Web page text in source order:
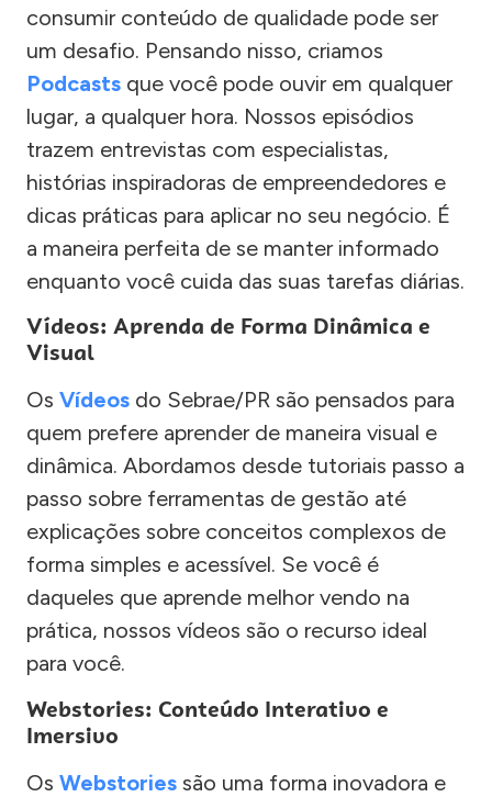
consumir conteúdo de qualidade pode ser
um desafio. Pensando nisso, criamos
Podcasts que você pode ouvir em qualquer
lugar, a qualquer hora. Nossos episódios
trazem entrevistas com especialistas,
histórias inspiradoras de empreendedores e
dicas práticas para aplicar no seu negócio. É
a maneira perfeita de se manter informado
enquanto você cuida das suas tarefas diárias.
Vídeos: Aprenda de Forma Dinâmica e
Visual
Os Vídeos do Sebrae/PR são pensados para
quem prefere aprender de maneira visual e
dinâmica. Abordamos desde tutoriais passo a
passo sobre ferramentas de gestão até
explicações sobre conceitos complexos de
forma simples e acessível. Se você é
daqueles que aprende melhor vendo na
prática, nossos vídeos são o recurso ideal
para você.
Webstories: Conteúdo Interativo e
Imersivo
Os Webstories são uma forma inovadora e